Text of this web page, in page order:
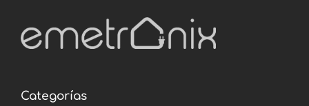
Categorías